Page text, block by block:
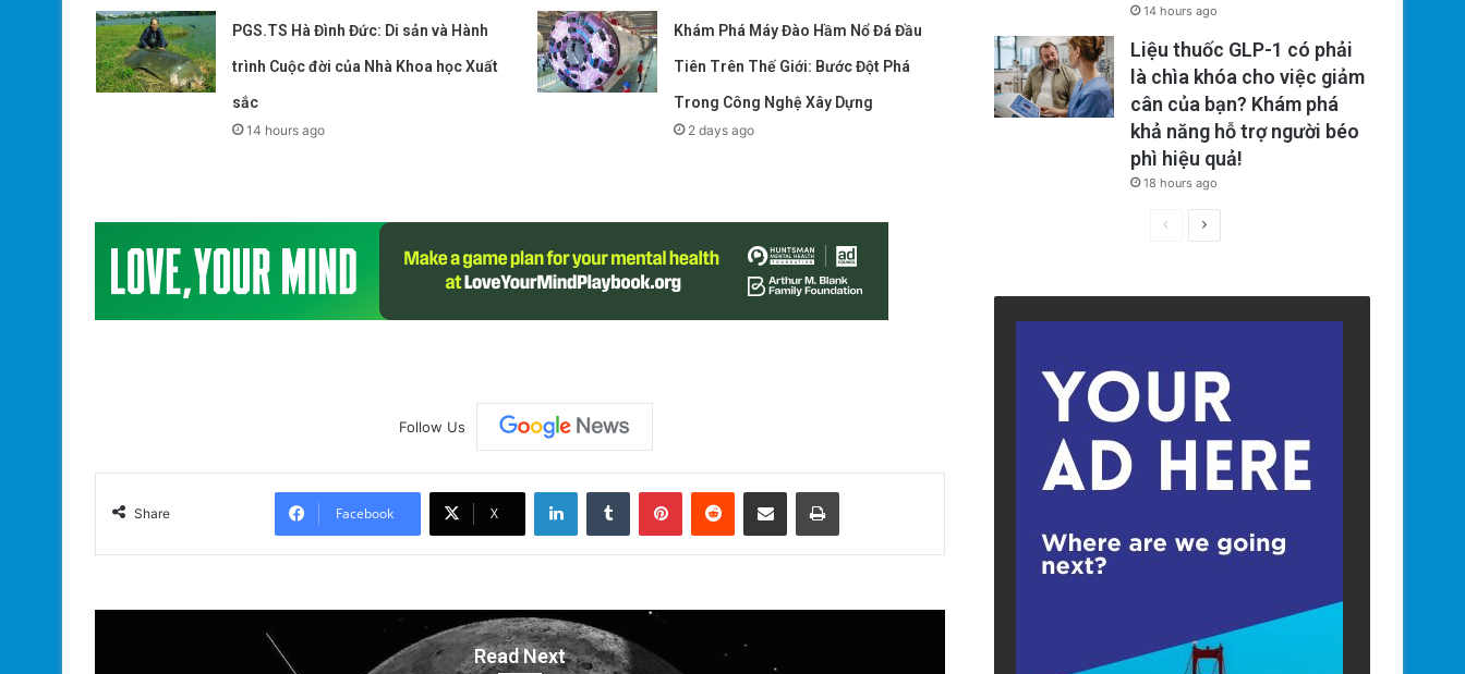
PGS.TS Hà Đình Đức: Di sản và Hành
trình Cuộc đời của Nhà Khoa học Xuất
sắc
14 hours ago
Khám Phá Máy Đào Hầm Nổ Đá Đầu
Tiên Trên Thế Giới: Bước Đột Phá
Trong Công Nghệ Xây Dựng
2 days ago
Follow Us
Share Facebook X
LinkedInTumblr PinterestReddit Share via Email Print
Read Next
14 hours ago
Liệu thuốc GLP-1 có phải
là chìa khóa cho việc giảm
cân của bạn? Khám phá
khả năng hỗ trợ người béo
phì hiệu quả!
18 hours ago
PreviousNext